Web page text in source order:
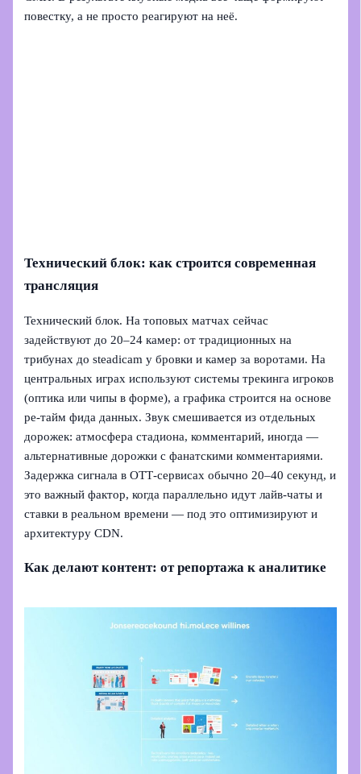
повестку, а не просто реагируют на неё.
Технический блок: как строится современная
трансляция
Технический блок. На топовых матчах сейчас
задействуют до 20–24 камер: от традиционных на
трибунах до steadicam у бровки и камер за воротами. На
центральных играх используют системы трекинга игроков
(оптика или чипы в форме), а графика строится на основе
ре‑тайм фида данных. Звук смешивается из отдельных
дорожек: атмосфера стадиона, комментарий, иногда —
альтернативные дорожки с фанатскими комментариями.
Задержка сигнала в OTT‑сервисах обычно 20–40 секунд, и
это важный фактор, когда параллельно идут лайв‑чаты и
ставки в реальном времени — под это оптимизируют и
архитектуру CDN.
Как делают контент: от репортажа к аналитике